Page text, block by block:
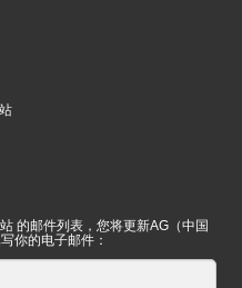
的邮件列表，您将更新AG（中国
你的电子邮件：